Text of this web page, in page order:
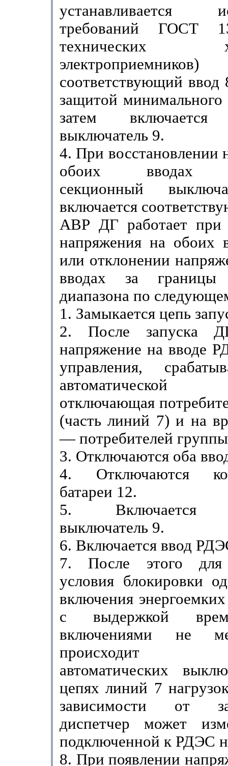
требований ГОСТ
технических
электропри­емников)
соответствующий ввод
защитой
затем включается
выключатель 9.
4. При восстановлении
обоих вводах
секционный
включается
АВР ДГ работает при
напряжения на обоих
или от­клонении
вводах за границы
диапазона по
1. Замыкается цепь
2. После запуска
напряжение на вводе
управле­ния,
автоматической
отключающая
(часть линий 7) и на
— потребителей
3. Отключаются оба
4. Отключаются
батареи 12.
5. Включается
выключатель 9.
6. Включается ввод
7. После этого для
условия блокировки
включе­ния
с выдержкой
включениями не
происходит
автоматических
цепях линий 7
зависимости от
диспетчер может
подключенной к РДЭС
8. При появлении